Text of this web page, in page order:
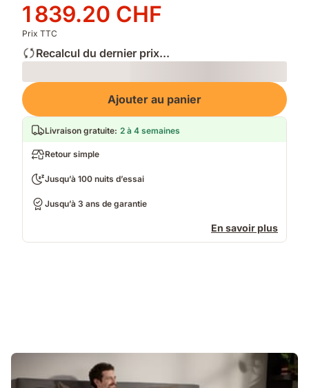
d'origine
2 299.00 CHF
Prix
1 839.20 CHF
1 839.20 CHF
Prix TTC
Recalcul du dernier prix...
Loading
Ajouter au panier
Livraison gratuite: 2 à 4 semaines
Retour simple
Jusqu’à 100 nuits d’essai
Jusqu’à 3 ans de garantie
En savoir plus